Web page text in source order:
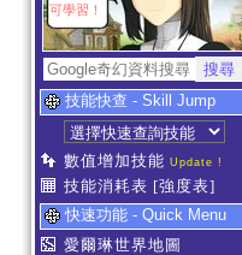
可學習！
技能快查 - Skill Jump
數值增加技能 Update !
技能消耗表 [強度表]
快速功能 - Quick Menu
愛爾琳世界地圖